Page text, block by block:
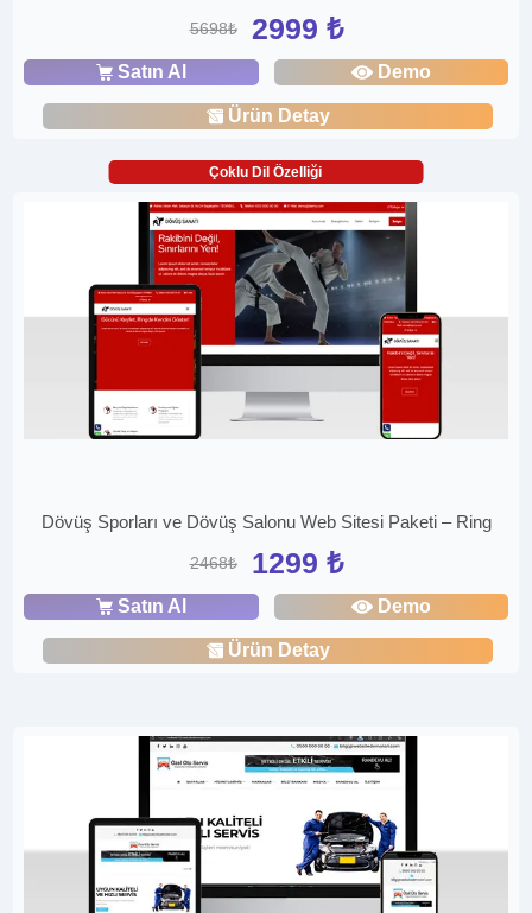
5698₺ 2999 ₺
Satın Al Demo
Ürün Detay
Çoklu Dil Özelliği
Dövüş Sporları ve Dövüş Salonu Web Sitesi Paketi – Ring
2468₺ 1299 ₺
Satın Al Demo
Ürün Detay